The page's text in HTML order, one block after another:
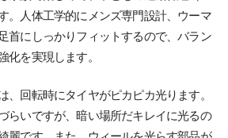
。人体工学的にメンズ専門設計、ウーマ
首にしっかりフィットするので、バラン
化を実現します。
、回転時にタイヤがピカピカ光ります。
らいですが、暗い場所だキレイに光るの